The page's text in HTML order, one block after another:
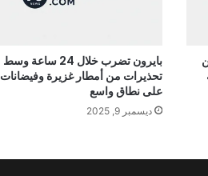
بايرون تضرب خلال 24 ساعة وسط
تحذيرات من أمطار غزيرة وفيضانات
على نطاق واسع
ديسمبر 9, 2025